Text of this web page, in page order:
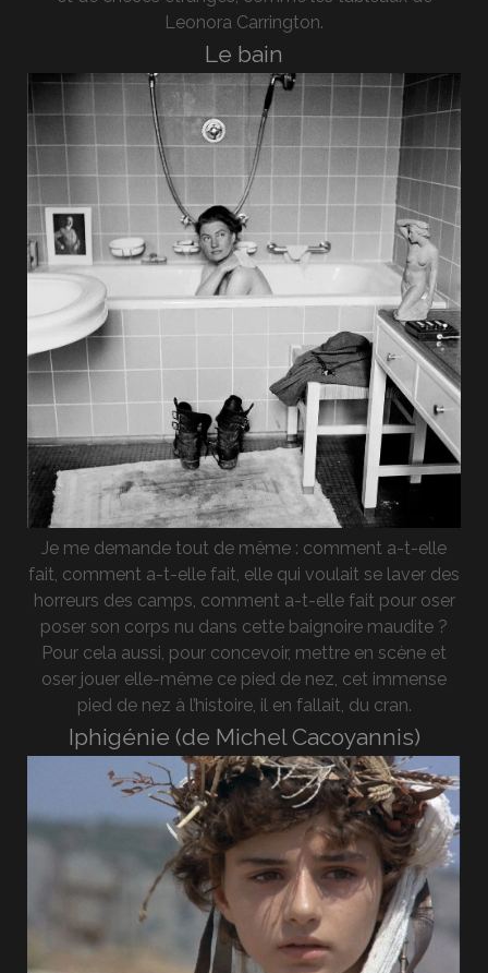
Leonora Carrington.
Le bain
Je me demande tout de même : comment a-t-elle
fait, comment a-t-elle fait, elle qui voulait se laver des
horreurs des camps, comment a-t-elle fait pour oser
poser son corps nu dans cette baignoire maudite ?
Pour cela aussi, pour concevoir, mettre en scène et
oser jouer elle-même ce pied de nez, cet immense
pied de nez à l’histoire, il en fallait, du cran.
Iphigénie (de Michel Cacoyannis)